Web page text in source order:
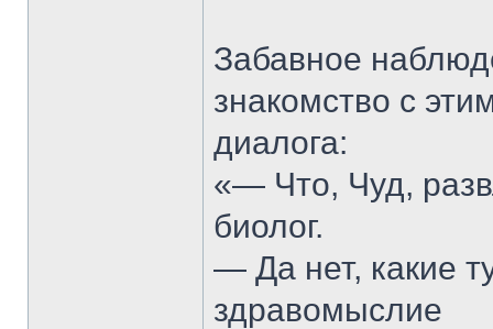
Забавное
знакомство с
диалога:
«— Что, Чуд,
биолог.
— Да нет, какие
здравомыслие